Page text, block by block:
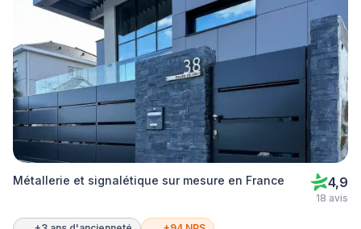
Métallerie et signalétique sur mesure en France 4,9
18 avis